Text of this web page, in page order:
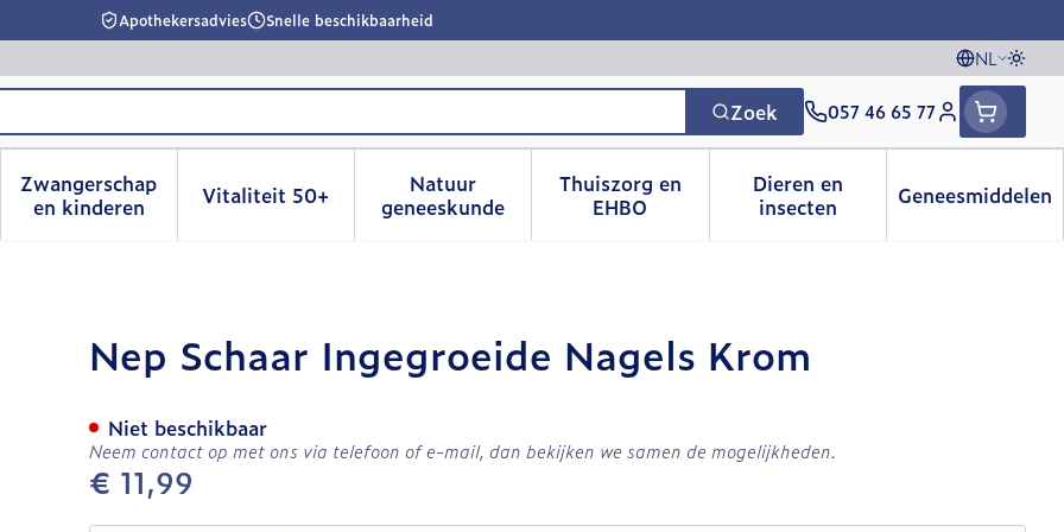
Apothekersadvies Snelle beschikbaarheid
NL
Talen
Zoek 057 46 65 77
Klant menu
verzorging en hygiëne categorie
voor Dieet, voeding en vitamines categorie
Zwangerschap
en kinderenToon submenu voor Zwangerschap en kinderen categorie
Vitaliteit 50+Toon submenu voor Vitaliteit 50+ categorie
Natuur
geneeskundeToon submenu voor Natuur geneeskunde categorie
Thuiszorg en
EHBOToon submenu voor Thuiszorg en EHBO
Dieren en
insectenToon submenu voor Dieren
Geneesmiddelen
Toon
Krom
Nep Schaar Ingegroeide Nagels Krom
€ 11,99
Niet beschikbaar
Neem contact op met ons via telefoon of e-mail, dan bekijken we samen de mogelijkheden.